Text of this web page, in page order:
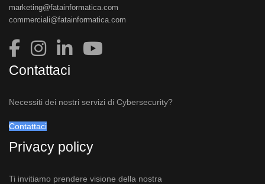
marketing@fatainformatica.com
commerciali@fatainformatica.com
Contattaci
Necessiti dei nostri servizi di Cybersecurity?
Contattaci
Privacy policy
Ti invitiamo prendere visione della nostra